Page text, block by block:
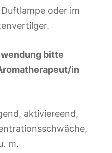
oder im
bitte
in
aktiviereend,
m.